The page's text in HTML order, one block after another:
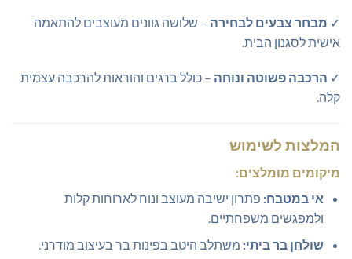
✓ מבחר צבעים לבחירה – שלושה גוונים מעוצבים להתאמה
אישית לסגנון הבית.
✓ הרכבה פשוטה ונוחה – כולל ברגים והוראות להרכבה עצמית
קלה.
המלצות לשימוש
מיקומים מומלצים:
אי במטבח: פתרון ישיבה מעוצב ונוח לארוחות קלות
ולמפגשים משפחתיים.
שולחן בר ביתי: משתלב היטב בפינות בר בעיצוב מודרני.